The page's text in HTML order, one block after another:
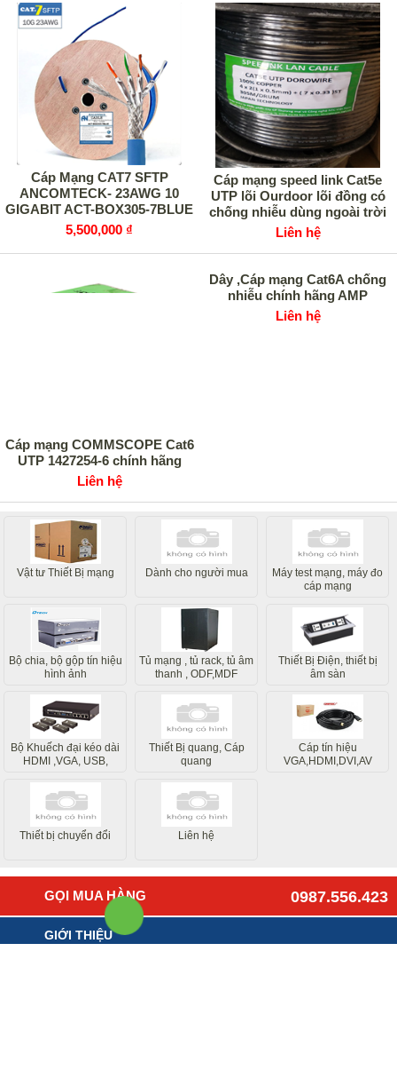
Cáp Mạng CAT7 SFTP
ANCOMTECK- 23AWG 10
GIGABIT ACT-BOX305-7BLUE
5,500,000 ₫
Cáp mạng speed link Cat5e
UTP lõi Ourdoor lõi đồng có
chống nhiễu dùng ngoài trời
cuộn 305m
Liên hệ
Cáp mạng COMMSCOPE Cat6
UTP 1427254-6 chính hãng
Liên hệ
Dây ,Cáp mạng Cat6A chống
nhiễu chính hãng AMP
Liên hệ
Vật tư Thiết Bị mạng Dành cho người mua
Máy test mạng, máy đo
cáp mạng
Bộ chia, bộ gộp tín hiệu
hình ảnh
Tủ mạng , tủ rack, tủ âm
thanh , ODF,MDF
Thiết Bị Điện, thiết bị
âm sàn
Bộ Khuếch đại kéo dài
HDMI ,VGA, USB,
Thiết Bị quang, Cáp
quang
Cáp tín hiệu
VGA,HDMI,DVI,AV
Thiết bị chuyển đổi Liên hệ
0987.556.423
GỌI MUA HÀNG
GIỚI THIỆU